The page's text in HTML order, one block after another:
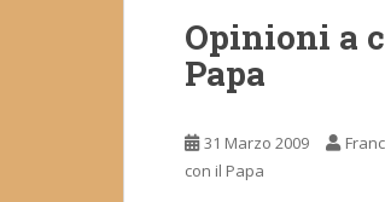
Opinioni a
Papa
31 Marzo 2009
con il Papa